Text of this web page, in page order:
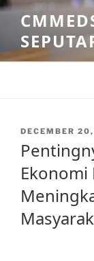
Skip
content
POSTED
DECEMBER